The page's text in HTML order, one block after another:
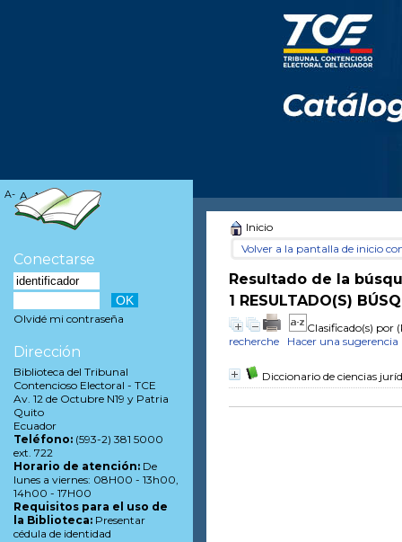
Inicio
Volver a la pantalla de inicio
Resultado de la
1 RESULTADO(S)
Clasificado(s) por
recherche
Hacer una sugerencia
Diccionario de ciencias
A- A A+
Conectarse
Olvidé mi contraseña
Dirección
Biblioteca del Tribunal
Contencioso Electoral - TCE
Av. 12 de Octubre N19 y Patria
Quito
Ecuador
Teléfono: (593-2) 381 5000
ext. 722
Horario de atención: De
lunes a viernes: 08H00 - 13h00,
14h00 - 17H00
Requisitos para el uso de
la Biblioteca: Presentar
cédula de identidad